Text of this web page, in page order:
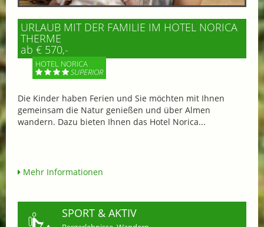
URLAUB MIT DER FAMILIE IM HOTEL NORICA
THERME
ab € 570,-
HOTEL NORICA
SUPERIOR
Die Kinder haben Ferien und Sie möchten mit Ihnen
gemeinsam die Natur genießen und über Almen
wandern. Dazu bieten Ihnen das Hotel Norica...
Mehr Informationen
SPORT & AKTIV